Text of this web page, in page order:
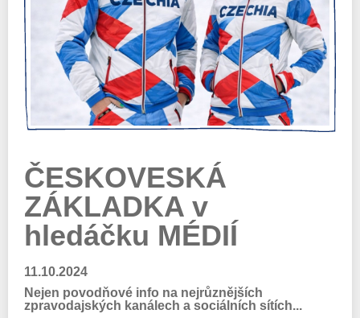
ČESKOVESKÁ
ZÁKLADKA v
hledáčku MÉDIÍ
11.10.2024
Nejen povodňové info na nejrůznějších
zpravodajských kanálech a sociálních sítích...